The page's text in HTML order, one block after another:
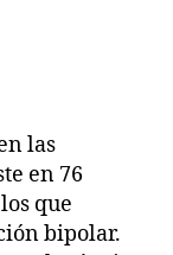
las
en 76
que
bipolar.